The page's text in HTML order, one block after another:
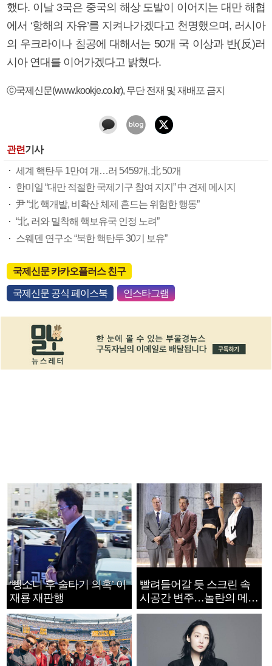
했다. 이날 3국은 중국의 해상 도발이 이어지는 대만 해협
에서 ‘항해의 자유’를 지켜나가겠다고 천명했으며, 러시아
의 우크라이나 침공에 대해서는 50개 국 이상과 반(反)러
시아 연대를 이어가겠다고 밝혔다.
ⓒ국제신문(www.kookje.co.kr), 무단 전재 및 재배포 금지
관련기사
세계 핵탄두 1만여 개…러 5459개, 北 50개
한미일 “대만 적절한 국제기구 참여 지지” 中 견제 메시지
尹 “北 핵개발, 비확산 체제 흔드는 위험한 행동”
“北, 러와 밀착해 핵보유국 인정 노려”
스웨덴 연구소 “북한 핵탄두 30기 보유”
국제신문 카카오플러스 친구
국제신문 공식 페이스북 인스타그램
‘뺑소니 후 술타기 의혹’ 이
재룡 재판행
빨려들어갈 듯 스크린 속
시공간 변주…놀란의 메시
지는 ‘전쟁 속죄’